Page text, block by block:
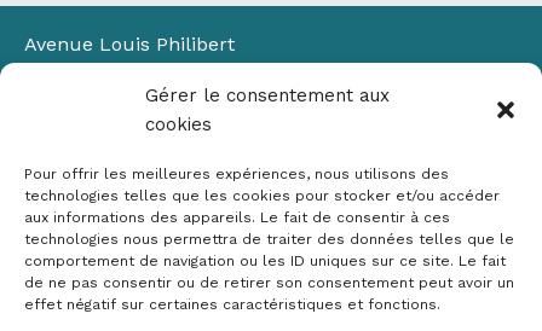
Gérer le consentement aux
cookies
Pour offrir les meilleures expériences, nous utilisons des
technologies telles que les cookies pour stocker et/ou accéder
aux informations des appareils. Le fait de consentir à ces
technologies nous permettra de traiter des données telles que le
comportement de navigation ou les ID uniques sur ce site. Le fait
de ne pas consentir ou de retirer son consentement peut avoir un
effet négatif sur certaines caractéristiques et fonctions.
Avenue Louis Philibert
Bâtiment Laennec
13100 Aix-en-Provence
✉ contact@crige-paca.org